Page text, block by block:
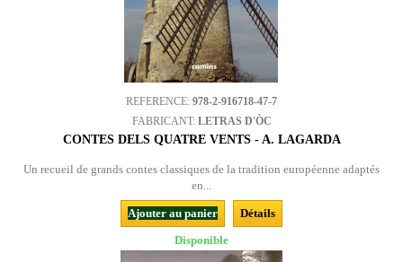
REFERENCE: 978-2-916718-47-7
FABRICANT: LETRAS D'ÒC
CONTES DELS QUATRE VENTS - A. LAGARDA
Un recueil de grands contes classiques de la tradition européenne adaptés
en...
Ajouter au panier
Détails
Disponible